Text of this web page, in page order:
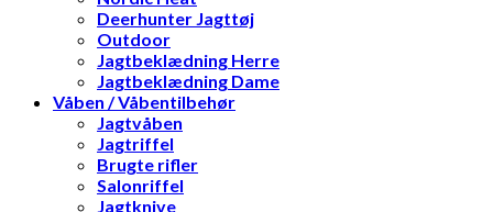
Deerhunter Jagttøj
Outdoor
Jagtbeklædning Herre
Jagtbeklædning Dame
Våben / Våbentilbehør
Jagtvåben
Jagtriffel
Brugte rifler
Salonriffel
Jagtknive